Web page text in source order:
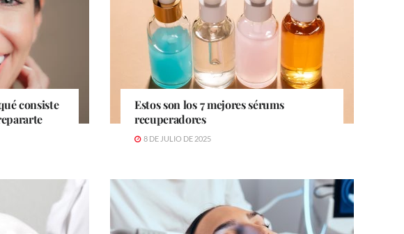
consiste
Estos son los 7 mejores sérums
recuperadores
8 DE JULIO DE 2025